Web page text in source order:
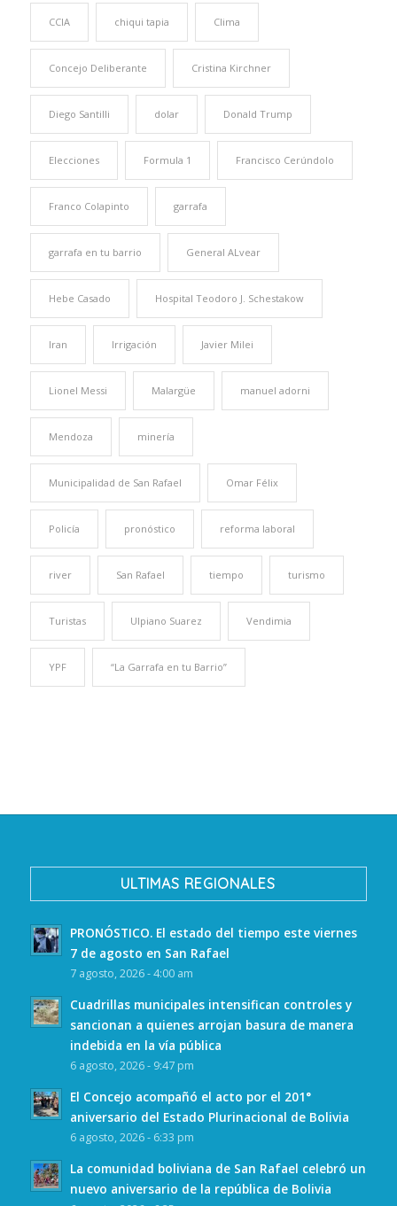
CCIA chiqui tapia Clima
Concejo Deliberante Cristina Kirchner
Diego Santilli dolar Donald Trump
Elecciones Formula 1 Francisco Cerúndolo
Franco Colapinto garrafa
garrafa en tu barrio General ALvear
Hebe Casado Hospital Teodoro J. Schestakow
Iran Irrigación Javier Milei
Lionel Messi Malargüe manuel adorni
Mendoza minería
Municipalidad de San Rafael Omar Félix
Policía pronóstico reforma laboral
river San Rafael tiempo turismo
Turistas Ulpiano Suarez Vendimia
YPF “La Garrafa en tu Barrio”
ULTIMAS REGIONALES
PRONÓSTICO. El estado del tiempo este viernes
7 de agosto en San Rafael
7 agosto, 2026 - 4:00 am
Cuadrillas municipales intensifican controles y
sancionan a quienes arrojan basura de manera
indebida en la vía pública
6 agosto, 2026 - 9:47 pm
El Concejo acompañó el acto por el 201°
aniversario del Estado Plurinacional de Bolivia
6 agosto, 2026 - 6:33 pm
La comunidad boliviana de San Rafael celebró un
nuevo aniversario de la república de Bolivia